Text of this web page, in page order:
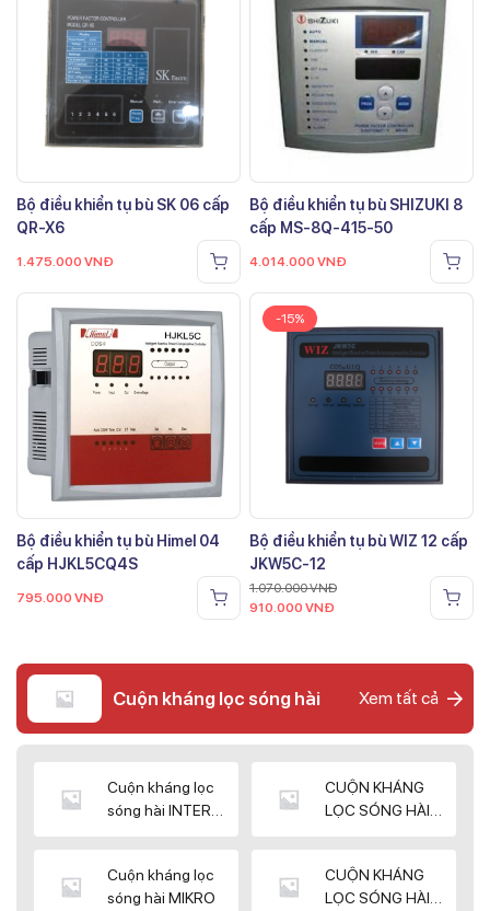
Bộ điều khiển tụ bù SK 06 cấp
QR-X6
1.475.000 VNĐ
Bộ điều khiển tụ bù SHIZUKI 8
cấp MS-8Q-415-50
4.014.000 VNĐ
Bộ điều khiển tụ bù Himel 04
cấp HJKL5CQ4S
795.000 VNĐ
-15%
Bộ điều khiển tụ bù WIZ 12 cấp
JKW5C-12
1.070.000VNĐ
910.000 VNĐ
Cuộn kháng lọc sóng hài Xem tất cả
Cuộn kháng lọc
sóng hài INTER
CUỘN KHÁNG
LỌC SÓNG HÀI
Cuộn kháng lọc
sóng hài MIKRO
CUỘN KHÁNG
LỌC SÓNG HÀI